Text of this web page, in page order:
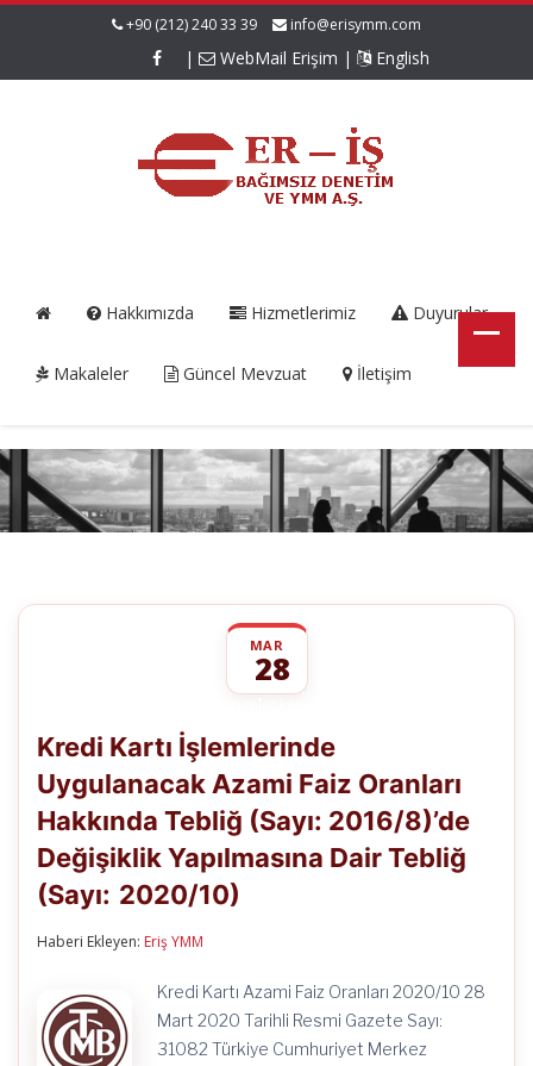
+90 (212) 240 33 39 info@erisymm.com
| WebMail Erişim | English
Hakkımızda Hizmetlerimiz Duyurular
Makaleler Güncel Mevzuat İletişim
MAR
28
İşlemlerinde
Uygulanacak
Azami
Oranları
Hakkında
Tebliğ
(Sayı:
2016/8)’de
Tebliğ
2020/10)
için
Kredi Kartı İşlemlerinde
Uygulanacak Azami Faiz Oranları
Hakkında Tebliğ (Sayı: 2016/8)’de
Değişiklik Yapılmasına Dair Tebliğ
(Sayı: 2020/10)
Haberi Ekleyen: Eriş YMM
Kredi Kartı Azami Faiz Oranları 2020/10 28
Mart 2020 Tarihli Resmi Gazete Sayı:
31082 Türkiye Cumhuriyet Merkez